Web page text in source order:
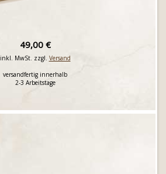
49,00 €
inkl. MwSt. zzgl. Versand
versandfertig innerhalb
2-3 Arbeitstage